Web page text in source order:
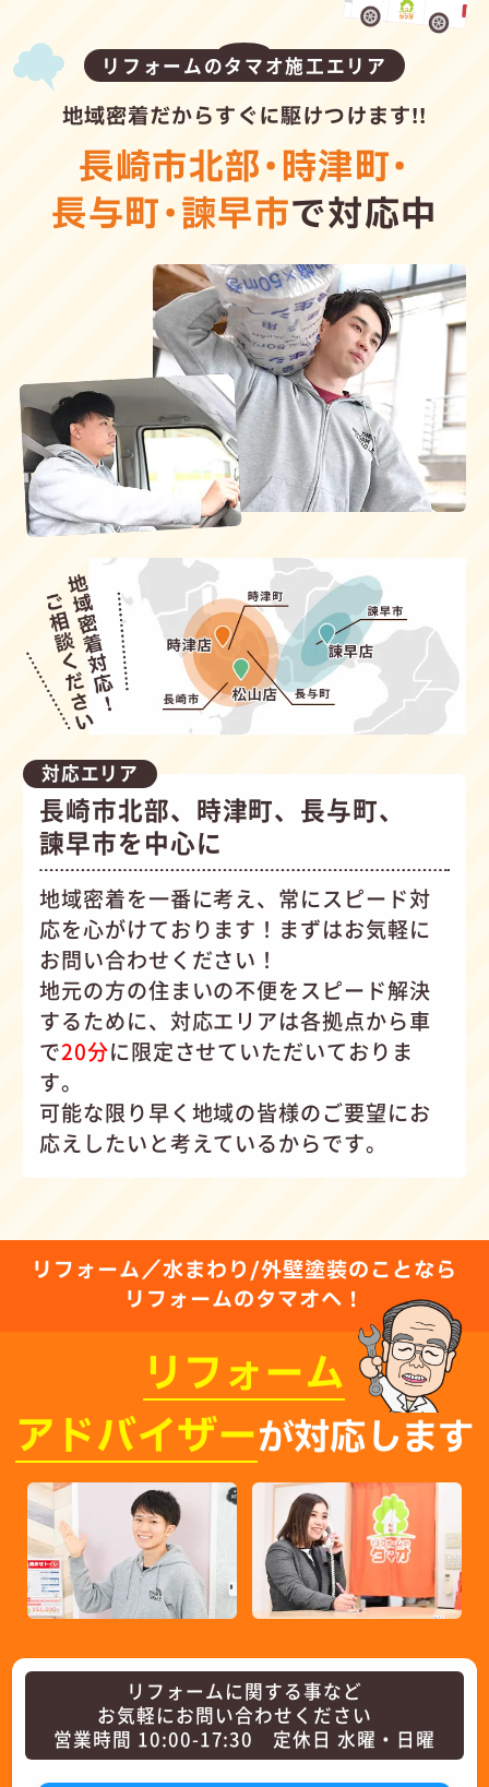
リフォームのタマオ施工エリア
地域密着だからすぐに駆けつけます!!
長崎市北部・時津町・
長与町・諫早市で対応中
対応エリア
長崎市北部、時津町、長与町、
諫早市を中心に
地域密着を一番に考え、常にスピード対
応を心がけております！まずはお気軽に
お問い合わせください！
地元の方の住まいの不便をスピード解決
するために、対応エリアは各拠点から車
で20分に限定させていただいておりま
す。
可能な限り早く地域の皆様のご要望にお
応えしたいと考えているからです。
リフォーム／水まわり/外壁塗装のことなら
リフォームのタマオへ！
リフォーム
アドバイザーが対応します
リフォームに関する事など
お気軽にお問い合わせください
営業時間 10:00-17:30 定休日 水曜・日曜